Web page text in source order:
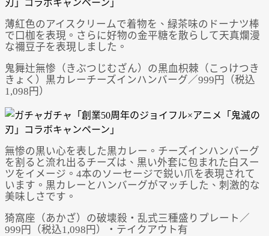
薄紅色のアイスクリームで着物を、緑茶味のドーナツ棒
で口枷を表現。さらに好物の金平糖を散らして天真爛漫
な禰󠄀豆子を表現しました。
鬼舞辻無惨（きぶつじむざん）の黒血枳棘（こっけつき
きょく）黒カレーチーズインハンバーグ／999円（税込
1,098円）
無惨の黒い心を表した黒カレー。チーズインハンバーグ
を割ると流れ出るチーズは、黒い外套に包まれた白スー
ツをイメージ。4本のソーセージで鋭い爪を表現されて
います。黒カレーとハンバーグがマッチした、刺激的な
美味しさです。
猗窩座（あかざ）の破壊殺・乱式三種盛りプレート／
999円（税込1,098円）・テイクアウト有